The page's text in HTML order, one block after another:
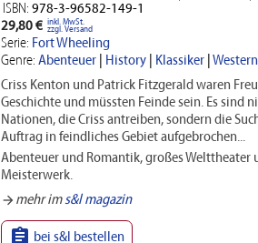
ISBN: 978-3-96582-149-1
29,80 € inkl. MwSt.
zzgl. Versand
Serie: Fort Wheeling
Genre: Abenteuer History Klassiker Western
Criss Kenton und Patrick Fitzgerald waren
Geschichte und müssten Feinde sein. Es sind
Nationen, die Criss antreiben, sondern die
Auftrag in feindliches Gebiet aufgebrochen...
Abenteuer und Romantik, großes Welttheater
Meisterwerk.
arrow_forward mehr ims&l magazin
 bei s&l bestellen